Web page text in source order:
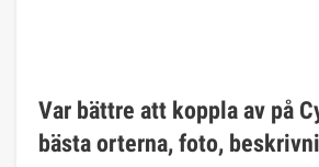
Var bättre att koppla av på
bästa orterna, foto,